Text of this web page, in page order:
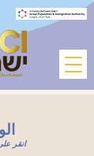
انقر